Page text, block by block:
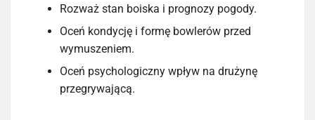
Rozważ stan boiska i prognozy pogody.
Oceń kondycję i formę bowlerów przed
wymuszeniem.
Oceń psychologiczny wpływ na drużynę
przegrywającą.